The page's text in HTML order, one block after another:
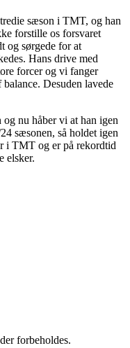
sæson i TMT, og han
forstille os forsvaret
og sørgede for at
Hans drive med
forcer og vi fanger
Desuden lavede
nu håber vi at han igen
sæsonen, så holdet igen
i TMT og er på rekordtid
elsker.
forbeholdes.